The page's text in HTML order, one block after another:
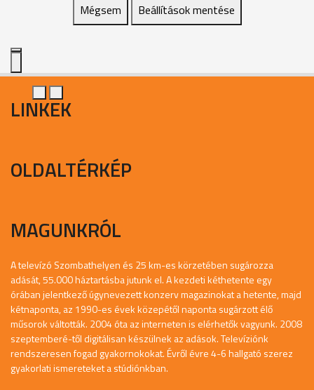
Mégsem Beállítások mentése
LINKEK
OLDALTÉRKÉP
MAGUNKRÓL
A televízó Szombathelyen és 25 km-es körzetében sugározza
adását, 55.000 háztartásba jutunk el. A kezdeti kéthetente egy
órában jelentkező úgynevezett konzerv magazinokat a hetente, majd
kétnaponta, az 1990-es évek közepétől naponta sugárzott élő
műsorok váltották. 2004 óta az interneten is elérhetők vagyunk. 2008
szeptemberé-től digitálisan készülnek az adások. Televíziónk
rendszeresen fogad gyakornokokat. Évről évre 4-6 hallgató szerez
gyakorlati ismereteket a stúdiónkban.